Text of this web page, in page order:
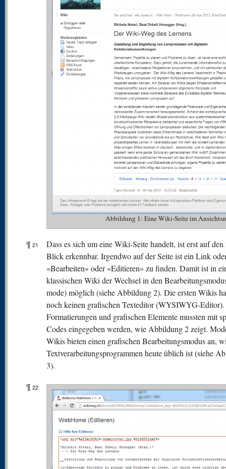
Abbildung 1: Eine Wiki-Seite im
¶ 21
Dass es sich um eine Wiki-Seite handelt, ist erst auf
Blick erkennbar. Irgendwo auf der Seite ist ein Link
«Bearbeiten» oder «Editieren» zu finden. Damit ist in
klassischen Wiki der Wechsel in den
mode) möglich (siehe Abbildung 2). Die ersten Wikis
noch keinen grafischen Texteditor (WYSIWYG-
Formatierungen und grafischen Elemente mussten mit
Codes eingegeben werden, wie Abbildung 2 zeigt.
Wikis bieten einen grafischen Bearbeitungsmodus an,
Textverarbeitungsprogrammen heute üblich ist (siehe
3).
¶ 22